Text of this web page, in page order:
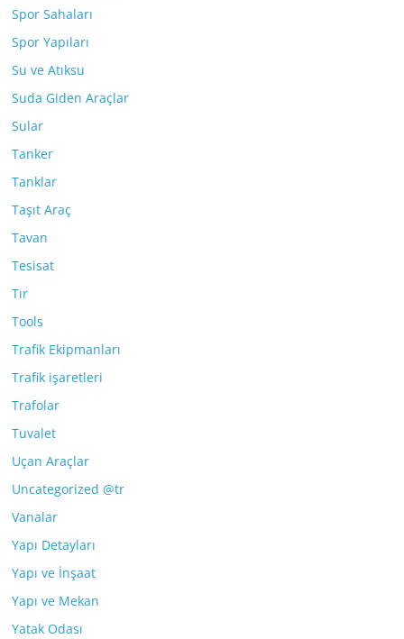
Spor Sahaları
Spor Yapıları
Su ve Atıksu
Suda Giden Araçlar
Sular
Tanker
Tanklar
Taşıt Araç
Tavan
Tesisat
Tır
Tools
Trafik Ekipmanları
Trafik işaretleri
Trafolar
Tuvalet
Uçan Araçlar
Uncategorized @tr
Vanalar
Yapı Detayları
Yapı ve İnşaat
Yapı ve Mekan
Yatak Odası